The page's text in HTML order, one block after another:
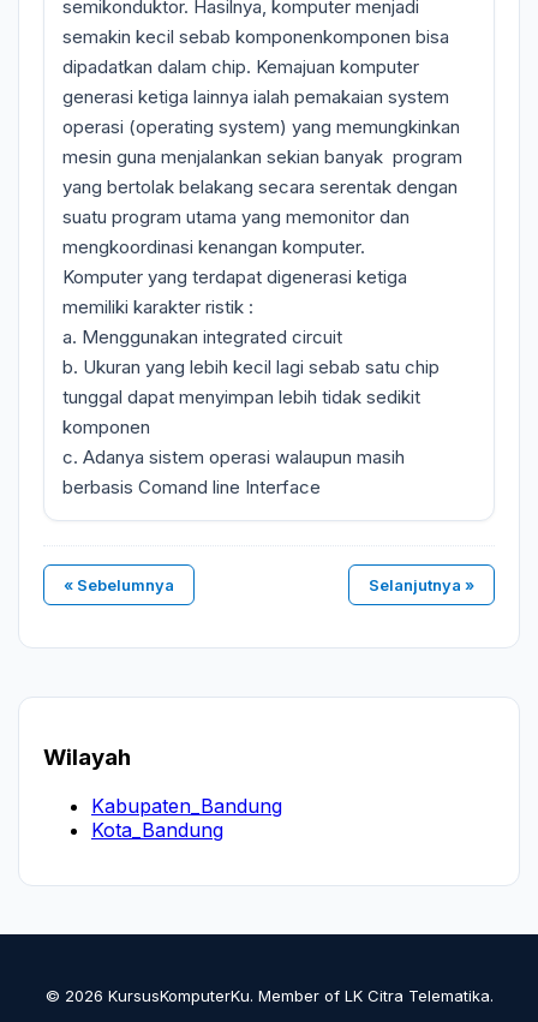
semikonduktor. Hasilnya, komputer menjadi
semakin kecil sebab komponen­komponen bisa
dipadatkan dalam chip. Kemajuan komputer
generasi ketiga lainnya ialah pemakaian system
operasi (operating system) yang memungkinkan
mesin guna menjalankan sekian banyak program
yang bertolak belakang secara serentak dengan
suatu program utama yang memonitor dan
mengkoordinasi kenangan komputer.
Komputer yang terdapat digenerasi ketiga
memiliki karakter ristik :
a. Menggunakan integrated circuit
b. Ukuran yang lebih kecil lagi sebab satu chip
tunggal dapat menyimpan lebih tidak sedikit
komponen
c. Adanya sistem operasi walaupun masih
berbasis Comand line Interface
« Sebelumnya Selanjutnya »
Wilayah
Kabupaten_Bandung
Kota_Bandung
© 2026 KursusKomputerKu. Member of LK Citra Telematika.